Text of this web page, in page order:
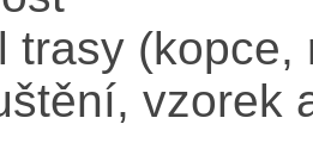
trasy
vzorek